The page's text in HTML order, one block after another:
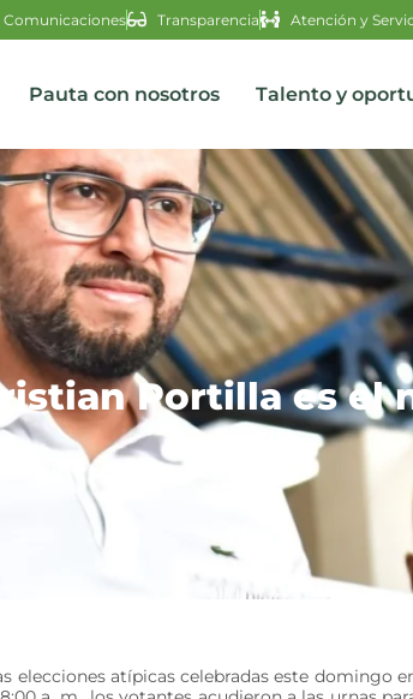
Comunicaciones Transparencia Atención y
Pauta con nosotros Talento y
Portilla es el
elecciones atípicas celebradas este domingo